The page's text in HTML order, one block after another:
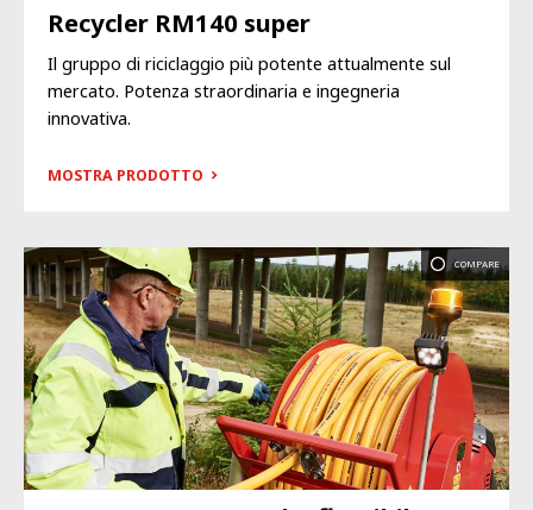
Recycler RM140 super
Il gruppo di riciclaggio più potente attualmente sul
mercato. Potenza straordinaria e ingegneria
innovativa.
MOSTRA PRODOTTO
COMPARE